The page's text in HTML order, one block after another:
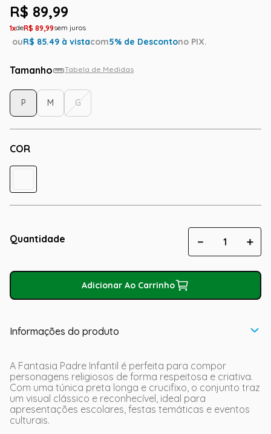
R$ 89,99
1 R$ 89,99
ouR$ 85.49 à vistacom5% de Descontono PIX.
Tamanho Tabela de Medidas
COR
P M G
Quantidade ＋
－
Adicionar Ao Carrinho
Informações do produto
A Fantasia Padre Infantil é perfeita para compor
personagens religiosos de forma respeitosa e criativa.
Com uma túnica preta longa e crucifixo, o conjunto traz
um visual clássico e reconhecível, ideal para
apresentações escolares, festas temáticas e eventos
culturais.